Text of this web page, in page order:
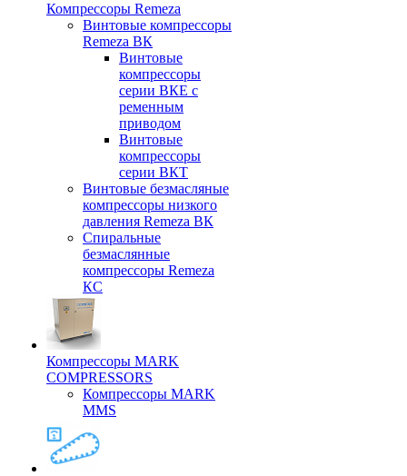
Компрессоры Remeza
Винтовые компрессоры
Remeza ВК
Винтовые
компрессоры
серии ВКЕ с
ременным
приводом
Винтовые
компрессоры
серии ВКТ
Винтовые безмасляные
компрессоры низкого
давления Remeza ВК
Спиральные
безмаслянные
компрессоры Remeza
КС
Компрессоры MARK
COMPRESSORS
Компрессоры MARK
MMS